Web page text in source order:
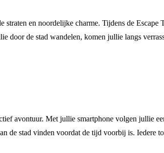
en noordelijke charme. Tijdens de
door de stad wandelen, komen jullie langs
avontuur. Met jullie smartphone volgen jullie
de stad vinden voordat de tijd voorbij is. Iedere